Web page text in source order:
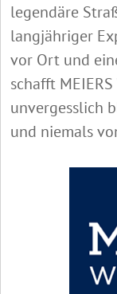
legendäre
langjähriger
vor Ort und
schafft
unvergesslich
und niemals